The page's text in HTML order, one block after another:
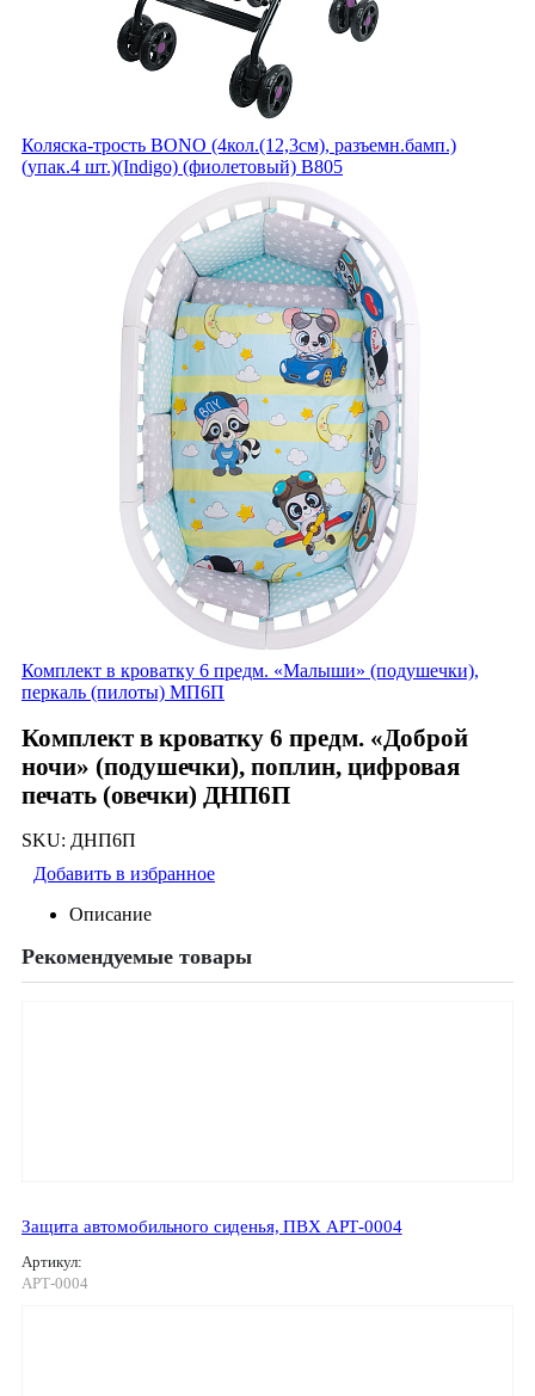
Коляска-трость BONO (4кол.(12,3см), разъемн.бамп.)
(упак.4 шт.)(Indigo) (фиолетовый) B805
Комплект в кроватку 6 предм. «Малыши» (подушечки),
перкаль (пилоты) МП6П
Комплект в кроватку 6 предм. «Доброй
ночи» (подушечки), поплин, цифровая
печать (овечки) ДНП6П
SKU: ДНП6П
Добавить в избранное
Описание
Рекомендуемые товары
Защита автомобильного сиденья, ПВХ АРТ-0004
Артикул:
АРТ-0004